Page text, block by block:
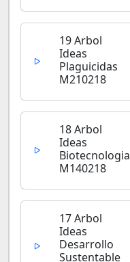
19 Arbol
Ideas
Plaguicidas
M210218
18 Arbol
Ideas
Biotecnologia
M140218
17 Arbol
Ideas
Desarrollo
Sustentable